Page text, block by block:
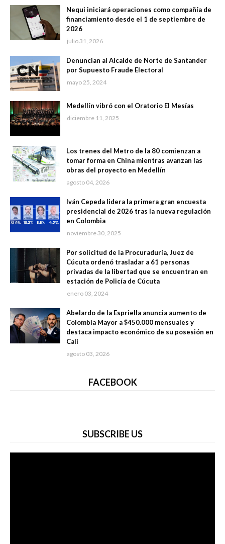
Nequi iniciará operaciones como compañía de
financiamiento desde el 1 de septiembre de
2026
julio 31, 2026
Denuncian al Alcalde de Norte de Santander
por Supuesto Fraude Electoral
mayo 25, 2024
Medellín vibró con el Oratorio El Mesías
diciembre 11, 2025
Los trenes del Metro de la 80 comienzan a
tomar forma en China mientras avanzan las
obras del proyecto en Medellín
agosto 04, 2026
Iván Cepeda lidera la primera gran encuesta
presidencial de 2026 tras la nueva regulación
en Colombia
noviembre 30, 2025
Por solicitud de la Procuraduría, Juez de
Cúcuta ordenó trasladar a 61 personas
privadas de la libertad que se encuentran en
estación de Policía de Cúcuta
enero 03, 2024
Abelardo de la Espriella anuncia aumento de
Colombia Mayor a $450.000 mensuales y
destaca impacto económico de su posesión en
Cali
agosto 03, 2026
FACEBOOK
SUBSCRIBE US